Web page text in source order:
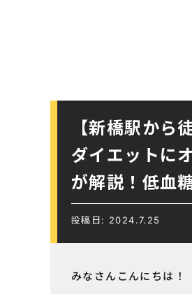
【新橋駅から
ダイエットに
が解説！低血
投稿日: 2024.7.25
みなさんこんにちは！